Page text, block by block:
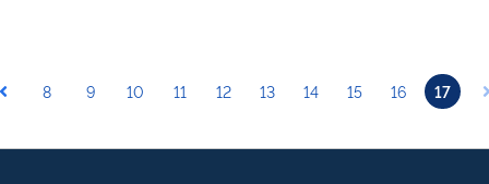
8 9 10 11 12 13 14 15 16 17